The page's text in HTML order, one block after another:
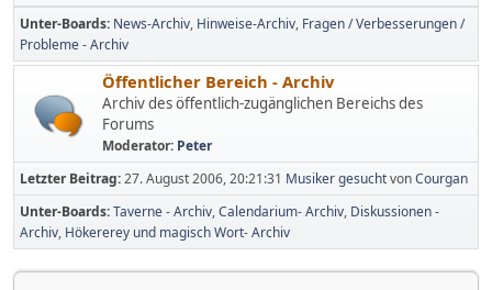
Unter-Boards News-Archiv Hinweise-Archiv Fragen / Verbesserungen /
Probleme - Archiv
Öffentlicher Bereich - Archiv
Archiv des öffentlich-zugänglichen Bereichs des
Forums
Moderator: Peter
Letzter Beitrag:27. August 2006, 20:21:31 Musiker gesuchtvonCourgan
Unter-Boards Taverne - Archiv Calendarium- Archiv Diskussionen -
Archiv Hökererey und magisch Wort- Archiv